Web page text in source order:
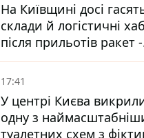
На Київщині досі
склади й логістичні
після прильотів ракет -
ДСНС
17:41
У центрі Києва
одну з
туалетних схем з